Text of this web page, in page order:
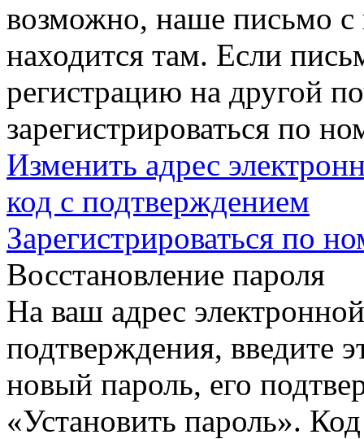
возможно, наше письмо с
находится там. Если
регистрацию на другой
зарегистрироваться по
Изменить адрес
код с подтверждением
Зарегистрироваться по
Восстановление пароля
На ваш адрес
подтверждения, введите
новый пароль, его
«Установить пароль».